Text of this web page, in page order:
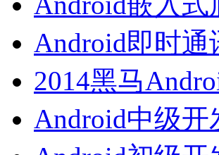
Android即时
2014黑马
Android中级